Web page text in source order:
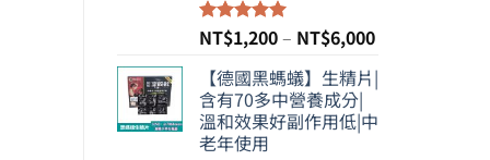
評分 5.00
滿分 5
NT$1,200– NT$6,000價
NT$1,200
【德國黑螞蟻】生精片|
含有70多中營養成分|
溫和效果好副作用低|中
老年使用